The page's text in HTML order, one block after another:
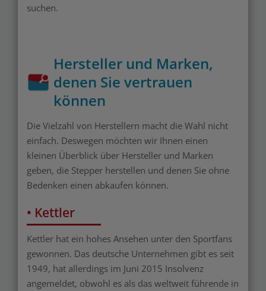
suchen.
Hersteller und Marken,
denen Sie vertrauen
können
Die Vielzahl von Herstellern macht die Wahl nicht
einfach. Deswegen möchten wir Ihnen einen
kleinen Überblick über Hersteller und Marken
geben, die Stepper herstellen und denen Sie ohne
Bedenken einen abkaufen können.
• Kettler
Kettler hat ein hohes Ansehen unter den Sportfans
gewonnen. Das deutsche Unternehmen gibt es seit
1949, hat allerdings im Juni 2015 Insolvenz
angemeldet, obwohl es als das weltweit führende in